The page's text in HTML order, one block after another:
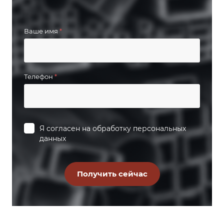
Ваше имя *
Телефон*
Я согласен на обработку персональных
данных